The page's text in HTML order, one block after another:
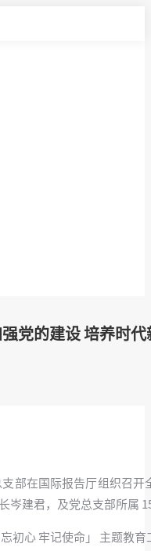
强党的建设 培养时
部在国际报告厅组织召
岑建君，及党总支部所属
初心 牢记使命」 主题教